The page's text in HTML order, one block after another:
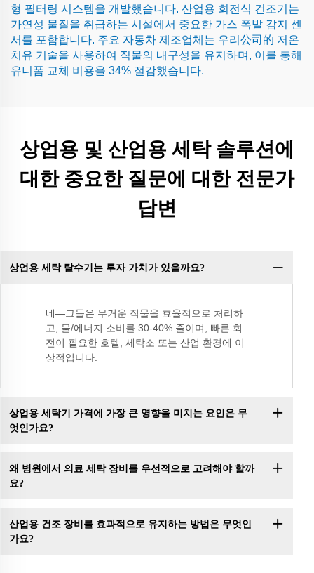
형 필터링 시스템을 개발했습니다. 산업용 회전식 건조기는
가연성 물질을 취급하는 시설에서 중요한 가스 폭발 감지 센
서를 포함합니다. 주요 자동차 제조업체는 우리公司的 저온
치유 기술을 사용하여 직물의 내구성을 유지하며, 이를 통해
유니폼 교체 비용을 34% 절감했습니다.
상업용 및 산업용 세탁 솔루션에
대한 중요한 질문에 대한 전문가
답변
상업용 세탁 탈수기는 투자 가치가 있을까요?
네—그들은 무거운 직물을 효율적으로 처리하
고, 물/에너지 소비를 30-40% 줄이며, 빠른 회
전이 필요한 호텔, 세탁소 또는 산업 환경에 이
상적입니다.
상업용 세탁기 가격에 가장 큰 영향을 미치는 요인은 무
엇인가요?
왜 병원에서 의료 세탁 장비를 우선적으로 고려해야 할까
요?
산업용 건조 장비를 효과적으로 유지하는 방법은 무엇인
가요?